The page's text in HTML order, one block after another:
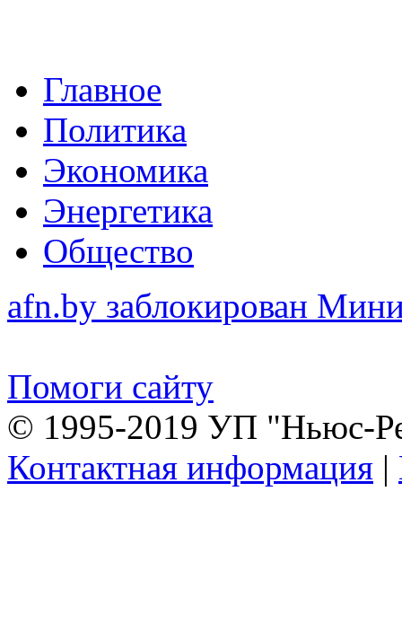
Главное
Политика
Экономика
Энергетика
Общество
afn.by заблокирован
Помоги сайту
© 1995-2019 УП "Ньюс-
Контактная информация |